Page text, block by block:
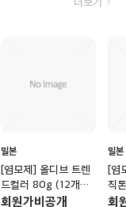
밀본
[염모제] 올디브 트렌
드컬러 80g (12개당
산화제 포함)
회원가비공개
밀본
[염
직
화
회